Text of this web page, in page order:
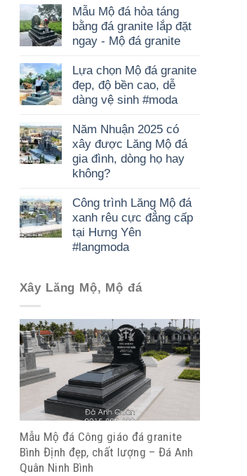
Mẫu Mộ đá hỏa táng
bằng đá granite lắp đặt
ngay - Mộ đá granite
Lựa chọn Mộ đá granite
đẹp, độ bền cao, dễ
dàng vệ sinh #moda
Năm Nhuận 2025 có
xây được Lăng Mộ đá
gia đình, dòng họ hay
không?
Công trình Lăng Mộ đá
xanh rêu cực đẳng cấp
tại Hưng Yên
#langmoda
Xây Lăng Mộ, Mộ đá
Mẫu Mộ đá Công giáo đá granite
Bình Định đẹp, chất lượng – Đá Anh
Quân Ninh Bình